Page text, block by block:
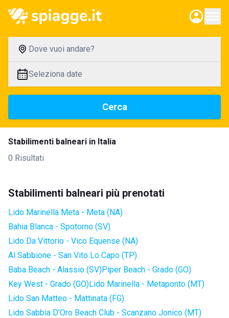
Dove vuoi andare?
Seleziona date
Cerca
Stabilimenti balneari in Italia
0 Risultati
Stabilimenti balneari più prenotati
Lido Marinella Meta - Meta (NA)
Bahia Blanca - Spotorno (SV)
Lido Da Vittorio - Vico Equense (NA)
Al Sabbione - San Vito Lo Capo (TP)
Baba Beach - Alassio (SV)Piper Beach - Grado (GO)
Key West - Grado (GO)Lido Marinella - Metaponto (MT)
Lido San Matteo - Mattinata (FG)
Lido Sabbia D'Oro Beach Club - Scanzano Jonico (MT)